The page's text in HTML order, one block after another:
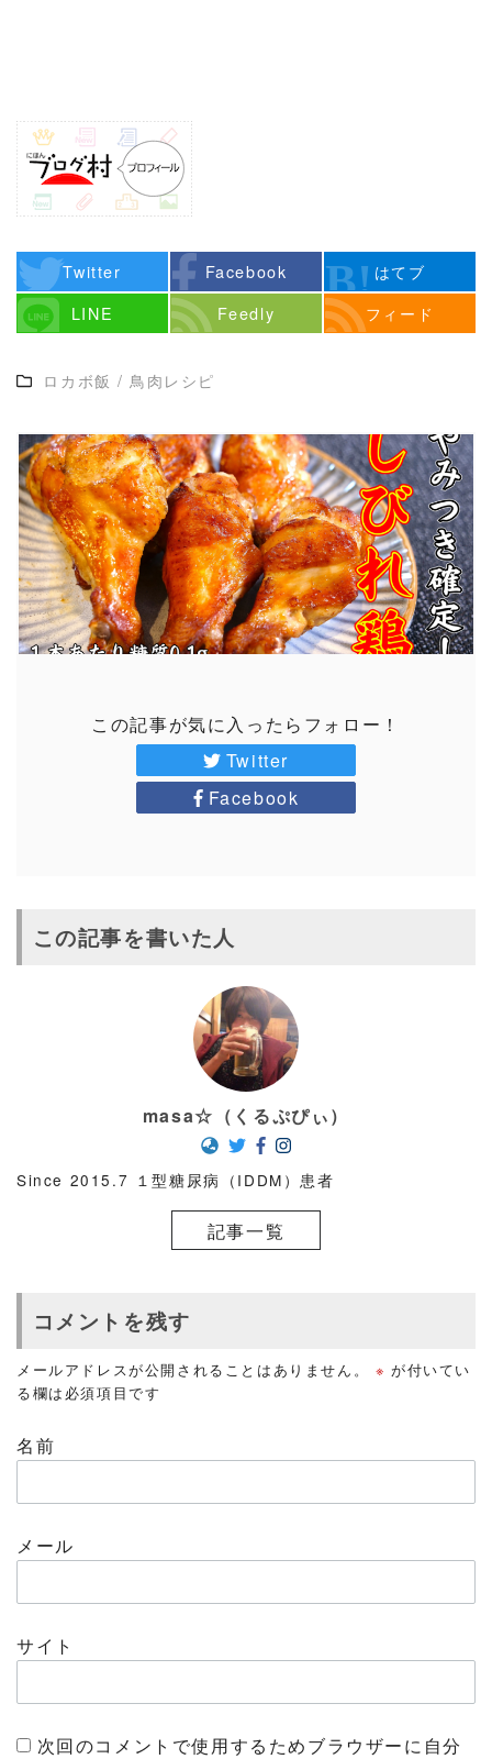
Twitter Facebook
はてブ
LINE
Feedly フィード
ロカボ飯 / 鳥肉レシピ
この記事が気に入ったらフォロー！
Twitter
Facebook
この記事を書いた人
masa☆（くるぷぴぃ）
Since 2015.7 １型糖尿病（IDDM）患者
記事一覧
コメントを残す
メールアドレスが公開されることはありません。 ※ が付いてい
る欄は必須項目です
名前
メール
サイト
次回のコメントで使用するためブラウザーに自分